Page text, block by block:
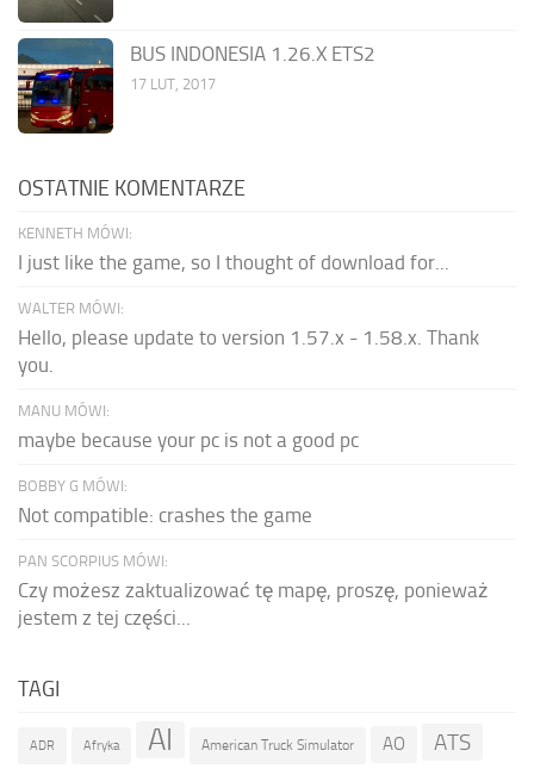
BUS INDONESIA 1.26.X ETS2
17 LUT, 2017
OSTATNIE KOMENTARZE
KENNETH MÓWI:
I just like the game, so I thought of download for...
WALTER MÓWI:
Hello, please update to version 1.57.x - 1.58.x. Thank
you.
MANU MÓWI:
maybe because your pc is not a good pc
BOBBY G MÓWI:
Not compatible: crashes the game
PAN SCORPIUS MÓWI:
Czy możesz zaktualizować tę mapę, proszę, ponieważ
jestem z tej części...
TAGI
ADR Afryka AI American Truck Simulator AO ATS